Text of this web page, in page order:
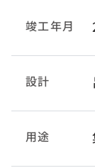
竣工年月
設計
用途